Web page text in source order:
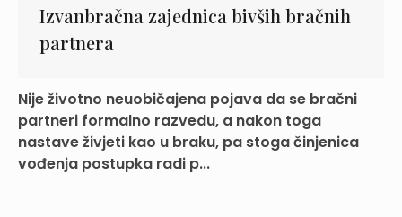
Izvanbračna zajednica bivših bračnih
partnera
Nije životno neuobičajena pojava da se bračni
partneri formalno razvedu, a nakon toga
nastave živjeti kao u braku, pa stoga činjenica
vođenja postupka radi p...